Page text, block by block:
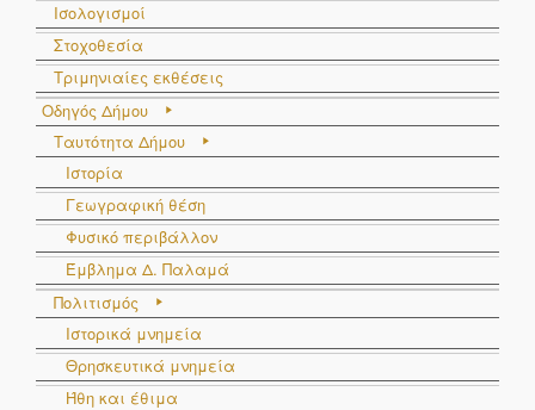
Ισολογισμοί
Στοχοθεσία
Τριμηνιαίες εκθέσεις
Οδηγός Δήμου
Ταυτότητα Δήμου
Ιστορία
Γεωγραφική θέση
Φυσικό περιβάλλον
Έμβλημα Δ. Παλαμά
Πολιτισμός
Ιστορικά μνημεία
Θρησκευτικά μνημεία
Ήθη και έθιμα